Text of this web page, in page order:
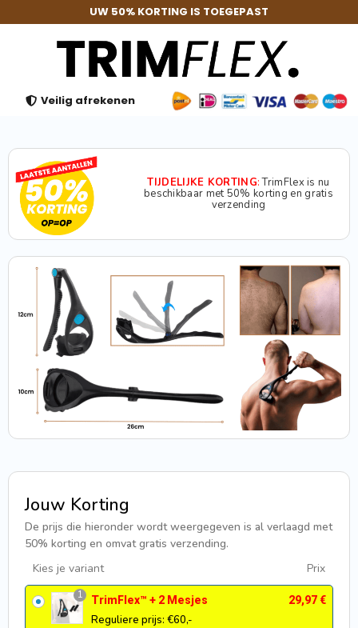
UW 50% KORTING IS TOEGEPAST
Veilig afrekenen
TIJDELIJKE KORTING:TrimFlex is nu
beschikbaar met 50% korting en gratis
verzending
Jouw Korting
De prijs die hieronder wordt weergegeven is al verlaagd met
50% korting en omvat gratis verzending.
Kies je variant
Prix
1 TrimFlex™ + 2 Mesjes
Reguliere prijs: €60,-
29,97€